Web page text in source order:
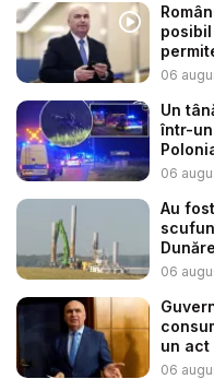
co...
06
Un
într-
06
Au
cent...
06
un act
06